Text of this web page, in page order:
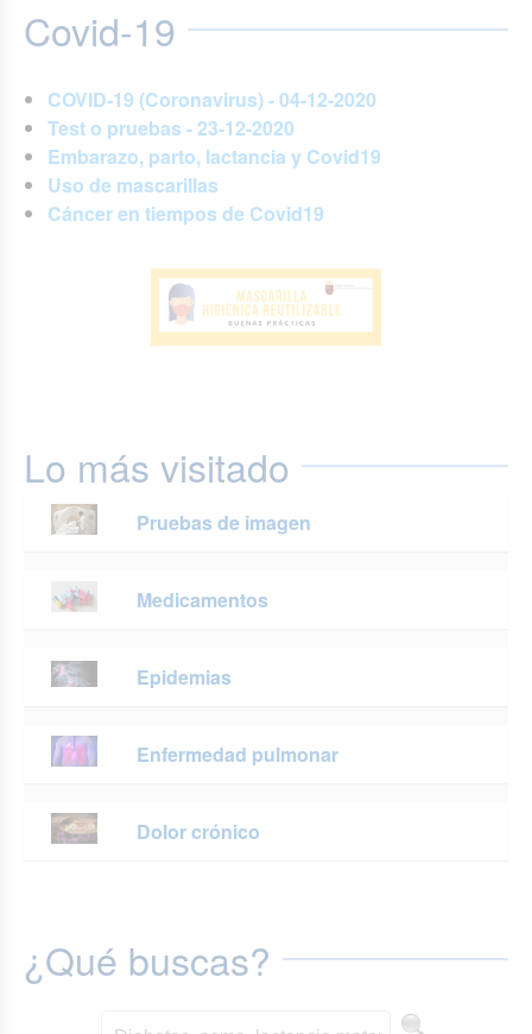
Covid-19
COVID-19 (Coronavirus) - 04-12-2020
Test o pruebas - 23-12-2020
Embarazo, parto, lactancia y Covid19
Uso de mascarillas
Cáncer en tiempos de Covid19
Lo más visitado
Pruebas de imagen
Medicamentos
Epidemias
Enfermedad pulmonar
Dolor crónico
¿Qué buscas?